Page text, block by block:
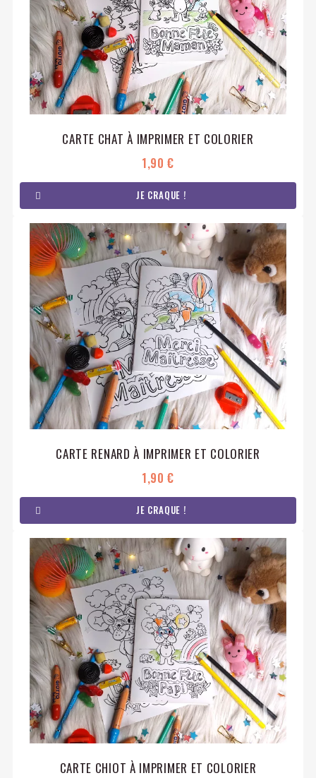
CARTE CHAT À IMPRIMER ET COLORIER
1,90 €
JE CRAQUE !
CARTE RENARD À IMPRIMER ET COLORIER
1,90 €
JE CRAQUE !
CARTE CHIOT À IMPRIMER ET COLORIER